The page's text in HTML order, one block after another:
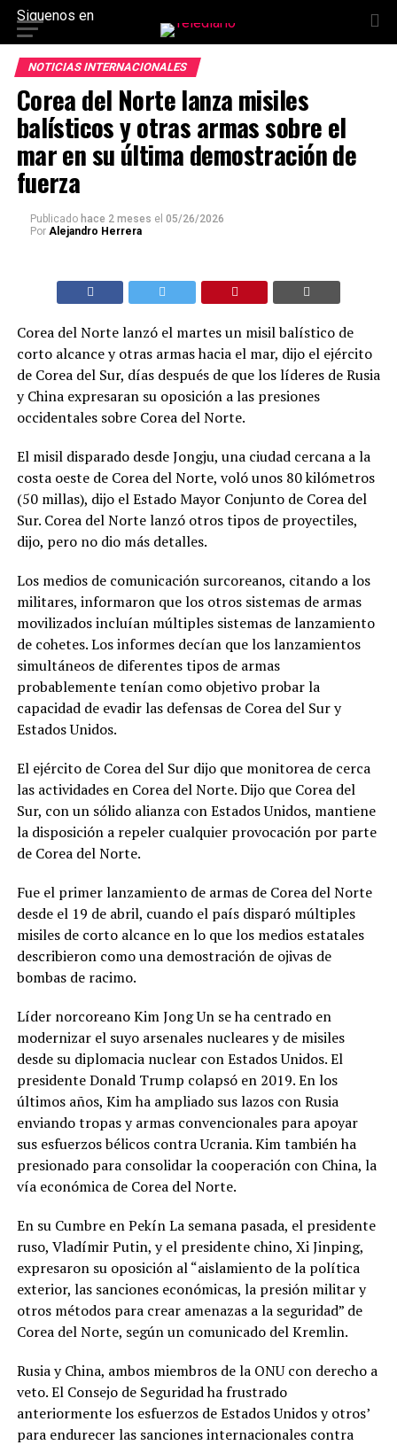
Siguenos en
NOTICIAS INTERNACIONALES
Corea del Norte lanza misiles
balísticos y otras armas sobre el
mar en su última demostración de
fuerza
Publicado hace 2 meses el 05/26/2026
Por Alejandro Herrera
Corea del Norte lanzó el martes un misil balístico de
corto alcance y otras armas hacia el mar, dijo el ejército
de Corea del Sur, días después de que los líderes de Rusia
y China expresaran su oposición a las presiones
occidentales sobre Corea del Norte.
El misil disparado desde Jongju, una ciudad cercana a la
costa oeste de Corea del Norte, voló unos 80 kilómetros
(50 millas), dijo el Estado Mayor Conjunto de Corea del
Sur. Corea del Norte lanzó otros tipos de proyectiles,
dijo, pero no dio más detalles.
Los medios de comunicación surcoreanos, citando a los
militares, informaron que los otros sistemas de armas
movilizados incluían múltiples sistemas de lanzamiento
de cohetes. Los informes decían que los lanzamientos
simultáneos de diferentes tipos de armas
probablemente tenían como objetivo probar la
capacidad de evadir las defensas de Corea del Sur y
Estados Unidos.
El ejército de Corea del Sur dijo que monitorea de cerca
las actividades en Corea del Norte. Dijo que Corea del
Sur, con un sólido alianza con Estados Unidos, mantiene
la disposición a repeler cualquier provocación por parte
de Corea del Norte.
Fue el primer lanzamiento de armas de Corea del Norte
desde el 19 de abril, cuando el país disparó múltiples
misiles de corto alcance en lo que los medios estatales
describieron como una demostración de ojivas de
bombas de racimo.
Líder norcoreano Kim Jong Un se ha centrado en
modernizar el suyo arsenales nucleares y de misiles
desde su diplomacia nuclear con Estados Unidos. El
presidente Donald Trump colapsó en 2019. En los
últimos años, Kim ha ampliado sus lazos con Rusia
enviando tropas y armas convencionales para apoyar
sus esfuerzos bélicos contra Ucrania. Kim también ha
presionado para consolidar la cooperación con China, la
vía económica de Corea del Norte.
En su Cumbre en Pekín La semana pasada, el presidente
ruso, Vladímir Putin, y el presidente chino, Xi Jinping,
expresaron su oposición al “aislamiento de la política
exterior, las sanciones económicas, la presión militar y
otros métodos para crear amenazas a la seguridad” de
Corea del Norte, según un comunicado del Kremlin.
Rusia y China, ambos miembros de la ONU con derecho a
veto. El Consejo de Seguridad ha frustrado
anteriormente los esfuerzos de Estados Unidos y otros’
para endurecer las sanciones internacionales contra